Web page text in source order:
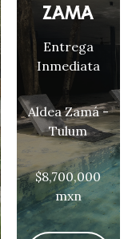
ZAMÁ
Entrega
Inmediata
Aldea Zamá -
Tulum
$8,700,000
mxn